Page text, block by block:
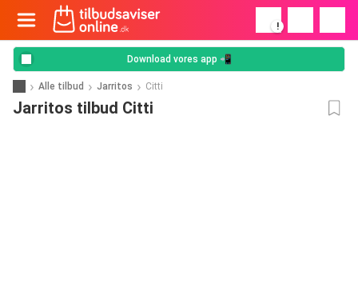
!
Download vores app 📲
Alle tilbud Jarritos Citti
Jarritos tilbud Citti